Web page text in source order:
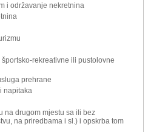
i održavanje nekretnina
rekreativne ili pustolovne
prehrane
napitaka
na drugom mjestu sa ili bez
na priredbama i sl.) i opskrba tom